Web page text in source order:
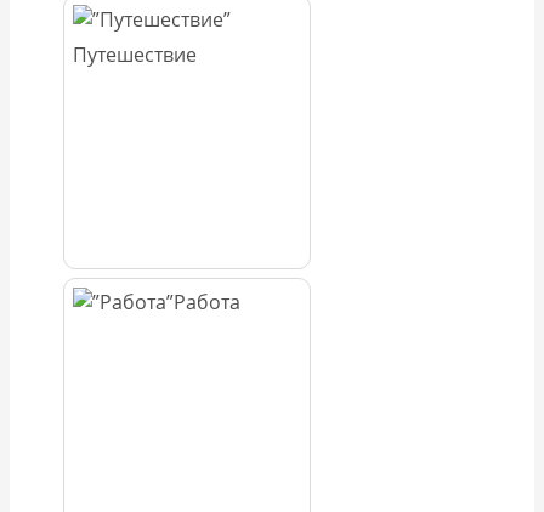
Путешествие
Работа